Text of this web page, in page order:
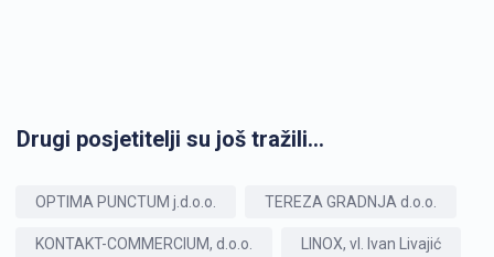
Drugi posjetitelji su još tražili...
OPTIMA PUNCTUM j.d.o.o. TEREZA GRADNJA d.o.o.
KONTAKT-COMMERCIUM, d.o.o. LINOX, vl. Ivan Livajić